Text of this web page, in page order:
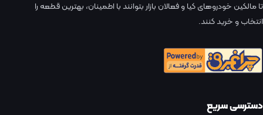
تا مالکین خودروهای کیا و فعالان بازار بتوانند با اطمینان، بهترین قطعه را
انتخاب و خرید کنند.
دسترسی سریع